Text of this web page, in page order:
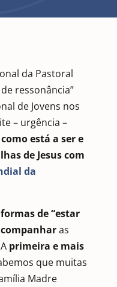
da Pastoral
ressonância”
de Jovens nos
– urgência –
como está a ser e
de Jesus com
da
de “estar
as
primeira e mais
que muitas
Madre